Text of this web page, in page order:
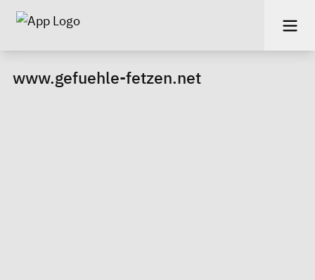
www.gefuehle-fetzen.net